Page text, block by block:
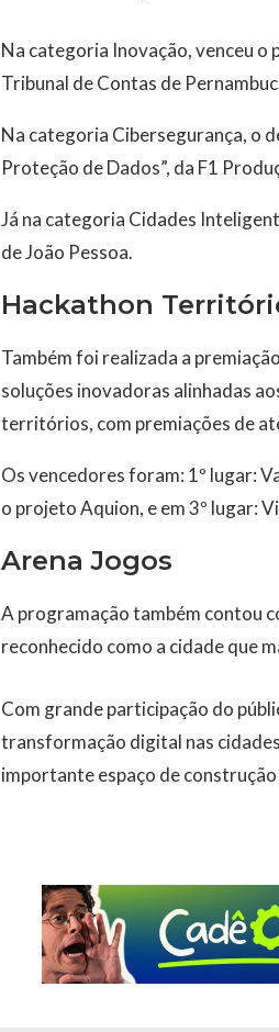
Na categoria Inovação, venceu o
Tribunal de Contas de
Na categoria Cibersegurança, o
Proteção de Dados”, da F1
Já na categoria Cidades
de João Pessoa.
Hackathon
Também foi realizada a
soluções inovadoras alinhadas
territórios, com premiações de
Os vencedores foram: 1º lugar:
o projeto Aquion, e em 3º lugar:
Arena Jogos
A programação também contou
reconhecido como a cidade que
Com grande participação do
transformação digital nas
importante espaço de